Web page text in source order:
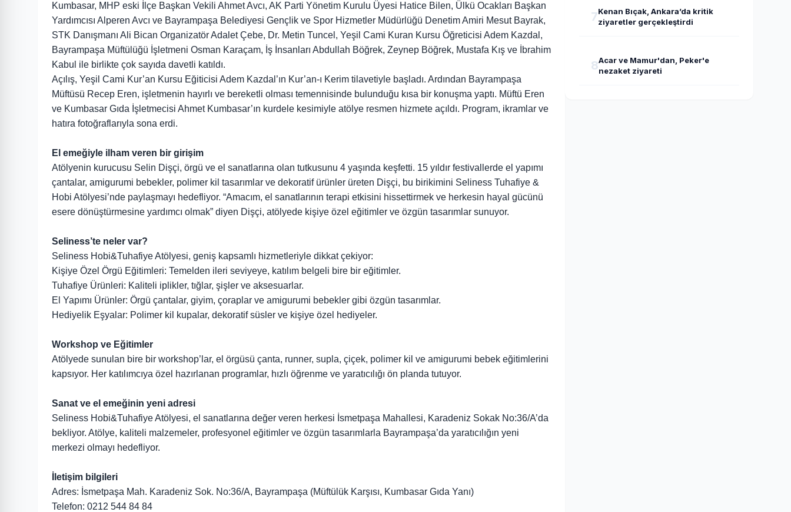
Kumbasar, MHP eski İlçe Başkan Vekili Ahmet Avcı, AK Parti Yönetim Kurulu Üyesi Hatice Bilen, Ülkü Ocakları Başkan
Yardımcısı Alperen Avcı ve Bayrampaşa Belediyesi Gençlik ve Spor Hizmetler Müdürlüğü Denetim Amiri Mesut Bayrak,
STK Danışmanı Ali Bican Organizatör Adalet Çebe, Dr. Metin Tuncel, Yeşil Cami Kuran Kursu Öğreticisi Adem Kazdal,
Bayrampaşa Müftülüğü İşletmeni Osman Karaçam, İş İnsanları Abdullah Böğrek, Zeynep Böğrek, Mustafa Kış ve İbrahim
Kabul ile birlikte çok sayıda davetli katıldı.
Açılış, Yeşil Cami Kur’an Kursu Eğiticisi Adem Kazdal’ın Kur’an-ı Kerim tilavetiyle başladı. Ardından Bayrampaşa
Müftüsü Recep Eren, işletmenin hayırlı ve bereketli olması temennisinde bulunduğu kısa bir konuşma yaptı. Müftü Eren
ve Kumbasar Gıda İşletmecisi Ahmet Kumbasar’ın kurdele kesimiyle atölye resmen hizmete açıldı. Program, ikramlar ve
hatıra fotoğraflarıyla sona erdi.
El emeğiyle ilham veren bir girişim
Atölyenin kurucusu Selin Dişçi, örgü ve el sanatlarına olan tutkusunu 4 yaşında keşfetti. 15 yıldır festivallerde el yapımı
çantalar, amigurumi bebekler, polimer kil tasarımlar ve dekoratif ürünler üreten Dişçi, bu birikimini Seliness Tuhafiye &
Hobi Atölyesi’nde paylaşmayı hedefliyor. “Amacım, el sanatlarının terapi etkisini hissettirmek ve herkesin hayal gücünü
esere dönüştürmesine yardımcı olmak” diyen Dişçi, atölyede kişiye özel eğitimler ve özgün tasarımlar sunuyor.
Seliness’te neler var?
Seliness Hobi&Tuhafiye Atölyesi, geniş kapsamlı hizmetleriyle dikkat çekiyor:
Kişiye Özel Örgü Eğitimleri: Temelden ileri seviyeye, katılım belgeli bire bir eğitimler.
Tuhafiye Ürünleri: Kaliteli iplikler, tığlar, şişler ve aksesuarlar.
El Yapımı Ürünler: Örgü çantalar, giyim, çoraplar ve amigurumi bebekler gibi özgün tasarımlar.
Hediyelik Eşyalar: Polimer kil kupalar, dekoratif süsler ve kişiye özel hediyeler.
Workshop ve Eğitimler
Atölyede sunulan bire bir workshop’lar, el örgüsü çanta, runner, supla, çiçek, polimer kil ve amigurumi bebek eğitimlerini
kapsıyor. Her katılımcıya özel hazırlanan programlar, hızlı öğrenme ve yaratıcılığı ön planda tutuyor.
Sanat ve el emeğinin yeni adresi
Seliness Hobi&Tuhafiye Atölyesi, el sanatlarına değer veren herkesi İsmetpaşa Mahallesi, Karadeniz Sokak No:36/A’da
bekliyor. Atölye, kaliteli malzemeler, profesyonel eğitimler ve özgün tasarımlarla Bayrampaşa’da yaratıcılığın yeni
merkezi olmayı hedefliyor.
İletişim bilgileri
Adres: İsmetpaşa Mah. Karadeniz Sok. No:36/A, Bayrampaşa (Müftülük Karşısı, Kumbasar Gıda Yanı)
Telefon: 0212 544 84 84
7Kenan Bıçak, Ankara’da kritik
ziyaretler gerçekleştirdi
8Acar ve Mamur'dan, Peker'e
nezaket ziyareti